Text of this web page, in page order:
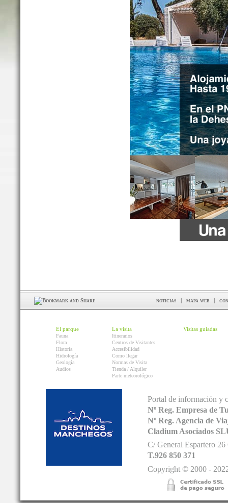
noticias | mapa web |
El parque
Fauna
Flora
Historia
Hidrología
Geología
Audios
La visita
Itinerarios
Centros de Visitantes
Accesibilidad
Como llegar
Normas de Visita
Tienda / Alquiler
Parte meteorológico
Visitas guiadas
Portal de información y
Nº Reg. Empresa de
Nº Reg. Agencia de
Cladium Asociados
C/ General Espartero
T.926 850 371
Copyright © 2000 -